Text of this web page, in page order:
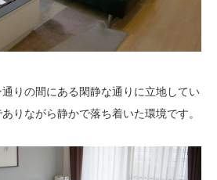
りの間にある閑静な通りに立地してい
りながら静かで落ち着いた環境です。